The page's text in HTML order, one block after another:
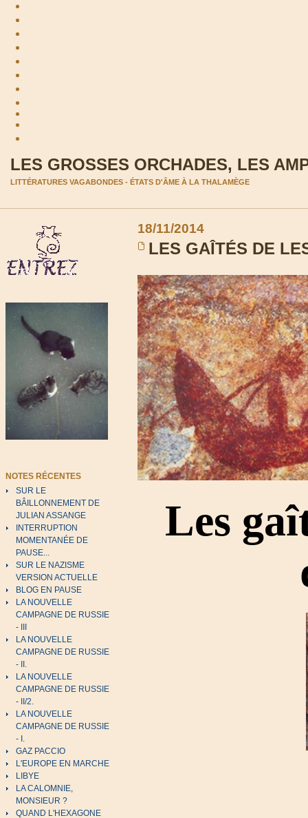
LES GROSSES ORCHADES, LES
LITTÉRATURES VAGABONDES - ÉTATS D'ÂME À LA THALAMÈGE
NOTES RÉCENTES
SUR LE
BÂILLONNEMENT DE
JULIAN ASSANGE
INTERRUPTION
MOMENTANÉE DE
PAUSE...
SUR LE NAZISME
VERSION ACTUELLE
BLOG EN PAUSE
LA NOUVELLE
CAMPAGNE DE RUSSIE
- III
LA NOUVELLE
CAMPAGNE DE RUSSIE
- II.
LA NOUVELLE
CAMPAGNE DE RUSSIE
- II/2.
LA NOUVELLE
CAMPAGNE DE RUSSIE
- I.
GAZ PACCIO
L'EUROPE EN MARCHE
LIBYE
LA CALOMNIE,
MONSIEUR ?
QUAND L'HEXAGONE
18/11/2014
LES GAÎTÉS DE
Les